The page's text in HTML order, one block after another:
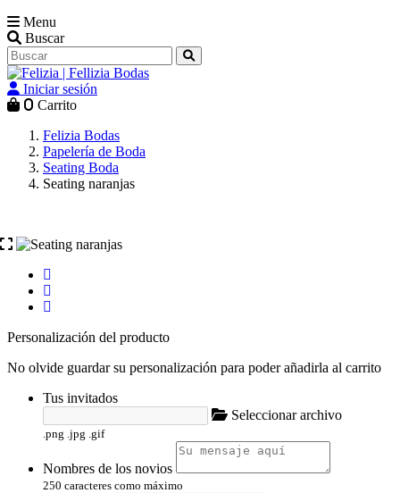
Menu
Buscar
Iniciar sesión
0 Carrito
Felizia Bodas
Papelería de Boda
Seating Boda
Seating naranjas
Personalización del producto
No olvide guardar su personalización para poder añadirla al carrito
Tus invitados
Seleccionar archivo
.png .jpg .gif
Nombres de los novios
250 caracteres como máximo